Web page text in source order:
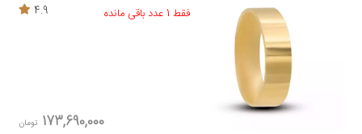
فقط 1 عدد باقی مانده
4.9
173,690,000 تومان